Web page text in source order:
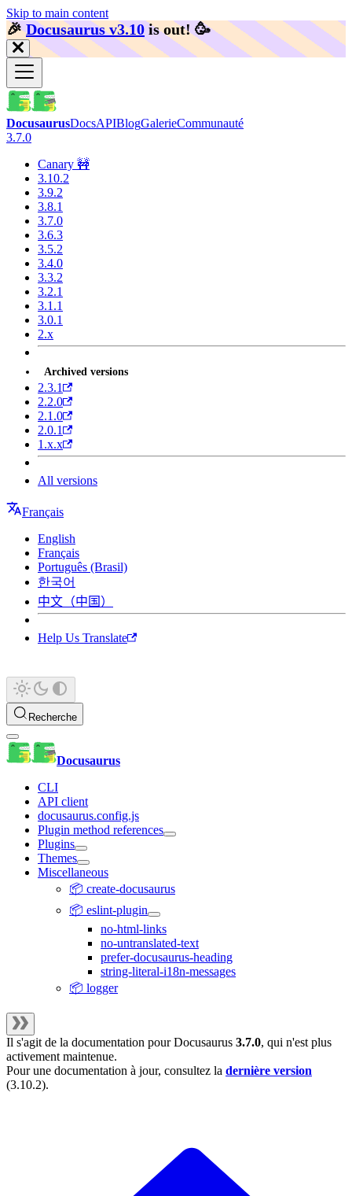
Skip to main content
🎉️Docusaurus v3.10 is out! 🥳️
DocusaurusDocsAPIBlogGalerieCommunauté
3.7.0
Canary 🚧
3.10.2
3.9.2
3.8.1
3.7.0
3.6.3
3.5.2
3.4.0
3.3.2
3.2.1
3.1.1
3.0.1
2.x
Archived versions
2.3.1
2.2.0
2.1.0
2.0.1
1.x.x
All versions
Français
English
Français
Português (Brasil)
한국어
中文（中国）
Help Us Translate
Recherche
Docusaurus
CLI
API client
docusaurus.config.js
Plugin method references
Plugins
Themes
Miscellaneous
📦 create-docusaurus
📦 eslint-plugin
no-html-links
no-untranslated-text
prefer-docusaurus-heading
string-literal-i18n-messages
📦 logger
Il s'agit de la documentation pourDocusaurus 3.7.0, qui n'est plus
activement maintenue.
Pour une documentation à jour, consultez la dernière version
(3.10.2).